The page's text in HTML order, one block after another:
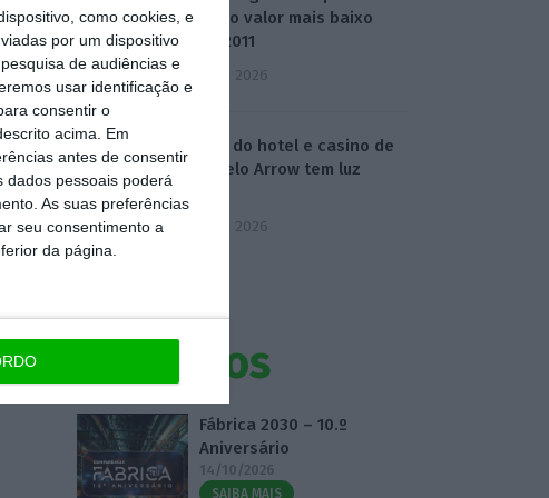
como cookies, e
por um dispositivo
de audiências e
usar identificação e
consentir o
acima. Em
antes de consentir
dados pessoais poderá
As suas preferências
seu consentimento a
da página.
5,3%. É o valor mais baixo
desde 2011
5 Agosto 2026
Compra do hotel e casino de
Troia pelo Arrow tem luz
5 Agosto 2026
Eventos
Fábrica 2030 – 10.º
Aniversário
14/10/2026
SAIBA MAIS